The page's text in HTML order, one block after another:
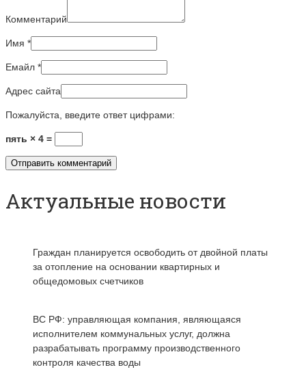
Комментарий
Имя *
Емайл *
Адрес сайта
Пожалуйста, введите ответ цифрами:
пять × 4 =
Актуальные новости
Граждан планируется освободить от двойной платы
за отопление на основании квартирных и
общедомовых счетчиков
ВС РФ: управляющая компания, являющаяся
исполнителем коммунальных услуг, должна
разрабатывать программу производственного
контроля качества воды